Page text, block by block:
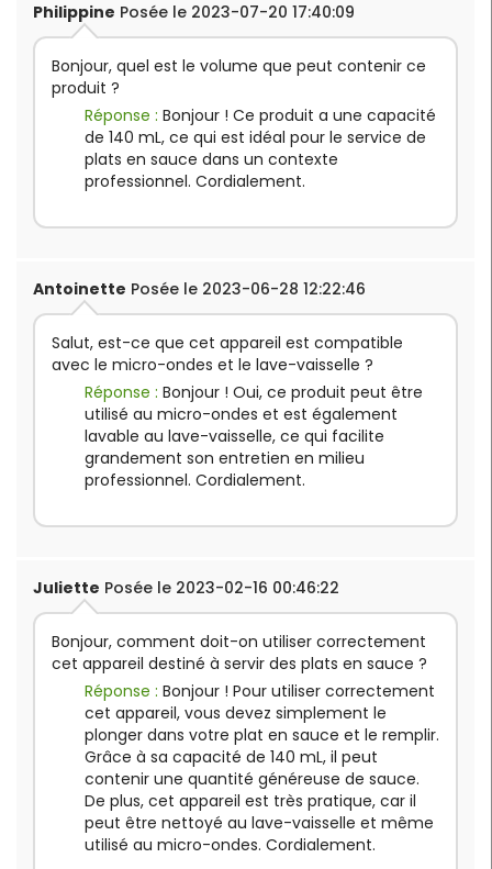
Philippine Posée le 2023-07-20 17:40:09
Bonjour, quel est le volume que peut contenir ce
produit ?
Réponse : Bonjour ! Ce produit a une capacité
de 140 mL, ce qui est idéal pour le service de
plats en sauce dans un contexte
professionnel. Cordialement.
Antoinette Posée le 2023-06-28 12:22:46
Salut, est-ce que cet appareil est compatible
avec le micro-ondes et le lave-vaisselle ?
Réponse : Bonjour ! Oui, ce produit peut être
utilisé au micro-ondes et est également
lavable au lave-vaisselle, ce qui facilite
grandement son entretien en milieu
professionnel. Cordialement.
Juliette Posée le 2023-02-16 00:46:22
Bonjour, comment doit-on utiliser correctement
cet appareil destiné à servir des plats en sauce ?
Réponse : Bonjour ! Pour utiliser correctement
cet appareil, vous devez simplement le
plonger dans votre plat en sauce et le remplir.
Grâce à sa capacité de 140 mL, il peut
contenir une quantité généreuse de sauce.
De plus, cet appareil est très pratique, car il
peut être nettoyé au lave-vaisselle et même
utilisé au micro-ondes. Cordialement.